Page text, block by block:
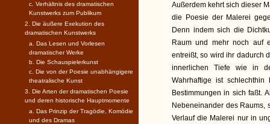
Außerdem kehrt sich dieser
die Poesie der Malerei
Denn indem sich die
Raum und mehr noch auf
entreißt, so wird ihr dadurch
innerlichen Tiefe wie in
Wahrhaftige ist
Bestimmungen in sich faßt.
Nebeneinander des Raums,
Verlauf die Malerei nur in
c. Verhältnis des dramatischen
Kunstwerks zum Publikum
2. Die äußere Exekution des
dramatischen Kunstwerks
a. Das Lesen und Vorlesen
dramatischer Werke
b. Die Schauspielerkunst
c. Die von der Poesie unabhängigere
theatralische Kunst
3. Die Arten der dramatischen Poesie
und deren historische Hauptmomente
a. Das Prinzip der Tragödie, Komödie
und des Dramas